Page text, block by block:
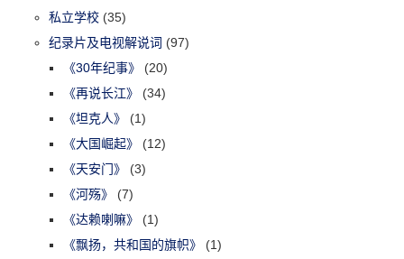
私立学校 (35)
纪录片及电视解说词 (97)
《30年纪事》
(20)
《再说长江》
(34)
《坦克人》
(1)
《大国崛起》
(12)
《天安门》
(3)
《河殇》
(7)
《达赖喇嘛》
(1)
《飘扬，共和国的旗帜》
(1)